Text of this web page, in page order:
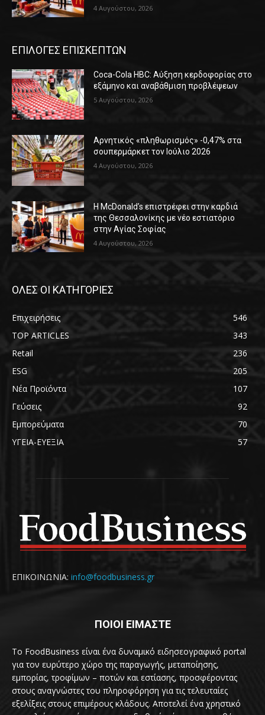
4 Αυγούστου, 2026
ΕΠΙΛΟΓΕΣ ΕΠΙΣΚΕΠΤΩΝ
Coca-Cola HBC: Αύξηση κερδοφορίας στο
εξάμηνο και αναβάθμιση προβλέψεων
5 Αυγούστου, 2026
Αρνητικός «πληθωρισμός» -0,47% στα
σουπερμάρκετ τον Ιούλιο 2026
4 Αυγούστου, 2026
Η McDonald’s επιστρέφει στην καρδιά
της Θεσσαλονίκης με νέο εστιατόριο
στην Αγίας Σοφίας
4 Αυγούστου, 2026
ΟΛΕΣ ΟΙ ΚΑΤΗΓΟΡΙΕΣ
Επιχειρήσεις
546
TOP ARTICLES
343
Retail
236
ESG
205
Νέα Προϊόντα
107
Γεύσεις
92
Εμπορεύματα
70
ΥΓΕΙΑ-ΕΥΕΞΙΑ
57
ΕΠΙΚΟΙΝΩΝΙΑ: info@foodbusiness.gr
ΠΟΙΟΙ ΕΙΜΑΣΤΕ
Το FoodBusiness είναι ένα δυναμικό ειδησεογραφικό portal
για τον ευρύτερο χώρο της παραγωγής, μεταποίησης,
εμπορίας, τροφίμων – ποτών και εστίασης, προσφέροντας
στους αναγνώστες του πληροφόρηση για τις τελευταίες
εξελίξεις στους επιμέρους κλάδους. Αποτελεί ένα χρηστικό